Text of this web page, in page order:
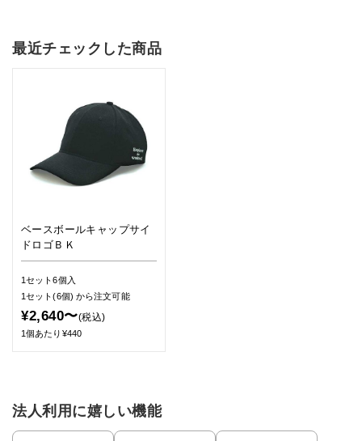
最近チェックした商品
ベースボールキャップサイ
ドロゴＢＫ
1セット6個入
1セット(6個) から注文可能
¥2,640〜(税込)
1個あたり¥440
法人利用に嬉しい機能